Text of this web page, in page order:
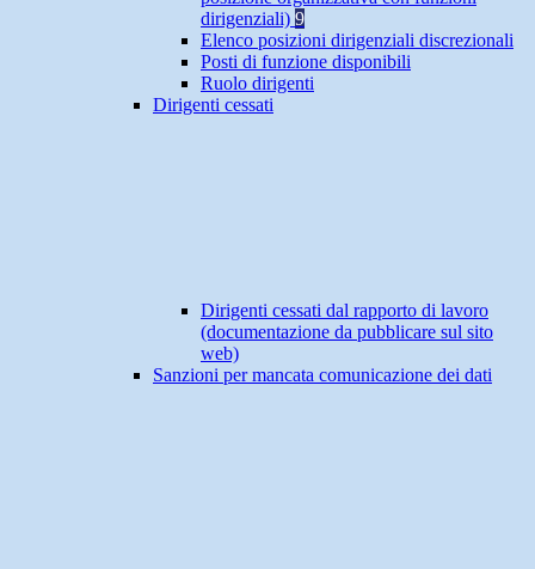
dirigenziali) 9
Elenco posizioni dirigenziali discrezionali
Posti di funzione disponibili
Ruolo dirigenti
Dirigenti cessati
Dirigenti cessati dal rapporto di lavoro
(documentazione da pubblicare sul sito
web)
Sanzioni per mancata comunicazione dei dati